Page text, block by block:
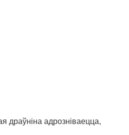
адрозніваецца,